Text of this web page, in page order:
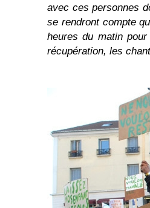
avec ces personnes
se rendront compte
heures du matin
récupération, les